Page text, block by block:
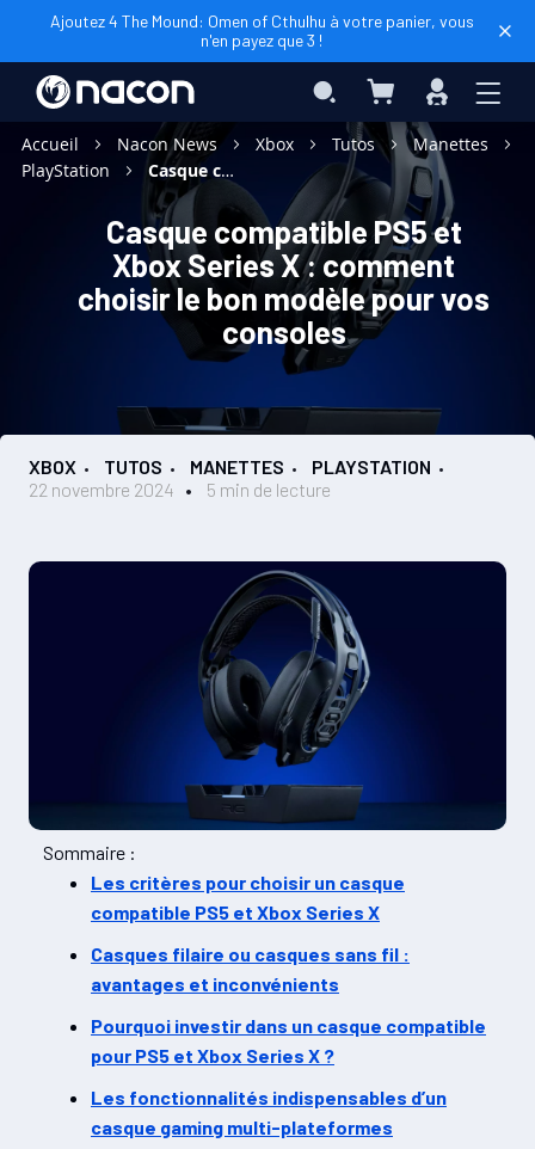
Ajoutez 4 The Mound: Omen of Cthulhu à votre panier, vous
n'en payez que 3 !
RechercherMon panierConnexion
Accueil Nacon News Xbox Tutos
Manettes
PlayStation
Casque compatible PS5 et Xbox Series X : comment choisir le bon modèle pour vos consoles
Casque compatible PS5 et
Xbox Series X : comment
choisir le bon modèle pour vos
consoles
XBOX TUTOS MANETTES
PLAYSTATION
22 novembre 2024
5 min de lecture
Sommaire :
Les critères pour choisir un casque
compatible PS5 et Xbox Series X
Casques filaire ou casques sans fil :
avantages et inconvénients
Pourquoi investir dans un casque compatible
pour PS5 et Xbox Series X ?
Les fonctionnalités indispensables d’un
casque gaming multi-plateformes